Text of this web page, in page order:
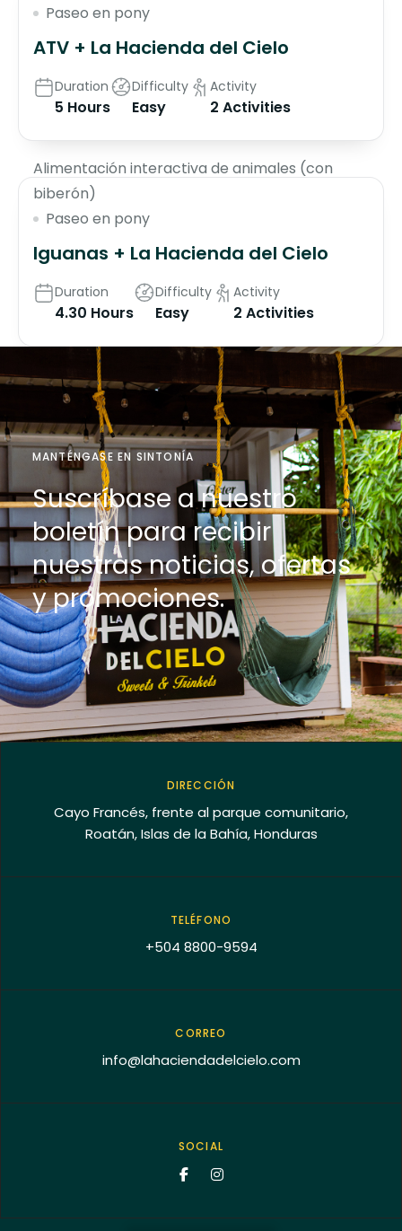
Paseo en pony
ATV + La Hacienda del Cielo
Duration
5 Hours
Difficulty
Easy
Activity
2 Activities
Alimentación interactiva de animales (con
biberón)
Paseo en pony
Iguanas + La Hacienda del Cielo
Duration
4.30 Hours
Difficulty
Easy
Activity
2 Activities
MANTÉNGASE EN SINTONÍA
Suscríbase a nuestro
boletín para recibir
nuestras noticias, ofertas
y promociones.
DIRECCIÓN
Cayo Francés, frente al parque comunitario,
Roatán, Islas de la Bahía, Honduras
TELÉFONO
+504 8800-9594
CORREO
info@lahaciendadelcielo.com
SOCIAL